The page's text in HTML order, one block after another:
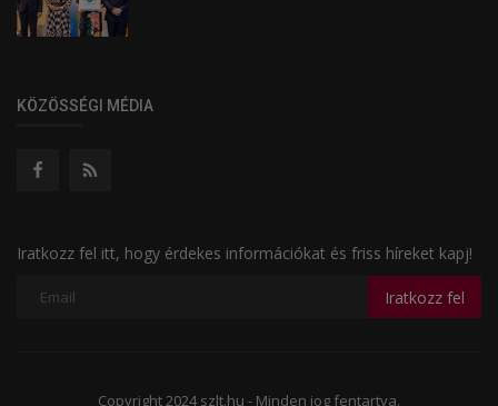
KÖZÖSSÉGI MÉDIA
Iratkozz fel itt, hogy érdekes információkat és friss híreket kapj!
Iratkozz fel
Copyright 2024 szlt.hu - Minden jog fentartva.